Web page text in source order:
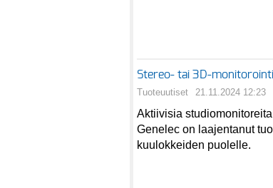
Stereo- tai 3D-
Tuoteuutiset 21.11.2024 12:23
Aktiivisia
Genelec on laajentanut
kuulokkeiden puolelle.